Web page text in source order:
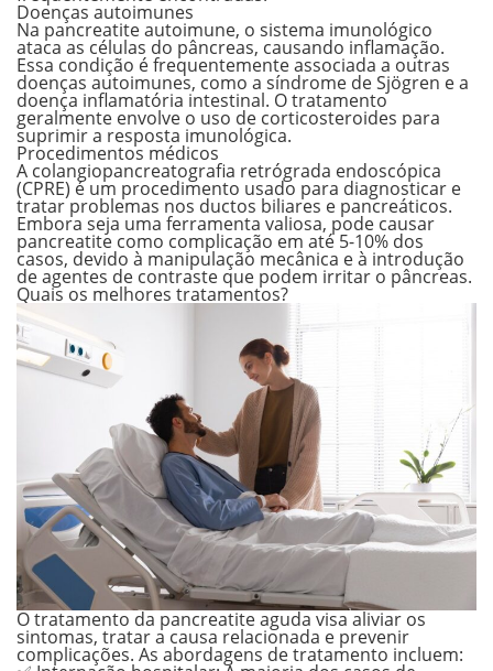
Doenças autoimunes
Na pancreatite autoimune, o sistema imunológico
ataca as células do pâncreas, causando inflamação.
Essa condição é frequentemente associada a outras
doenças autoimunes, como a síndrome de Sjögren e a
doença inflamatória intestinal. O tratamento
geralmente envolve o uso de corticosteroides para
suprimir a resposta imunológica.
Procedimentos médicos
A colangiopancreatografia retrógrada endoscópica
(CPRE) é um procedimento usado para diagnosticar e
tratar problemas nos ductos biliares e pancreáticos.
Embora seja uma ferramenta valiosa, pode causar
pancreatite como complicação em até 5-10% dos
casos, devido à manipulação mecânica e à introdução
de agentes de contraste que podem irritar o pâncreas.
Quais os melhores tratamentos?
O tratamento da pancreatite aguda visa aliviar os
sintomas, tratar a causa relacionada e prevenir
complicações. As abordagens de tratamento incluem: